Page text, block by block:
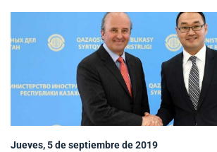
Embajadas y consulados
Servicios ciudadanos
Subsecretaría de Relaciones Económicas
Internacionales
Sala de prensa
Jueves, 5 de septiembre de 2019